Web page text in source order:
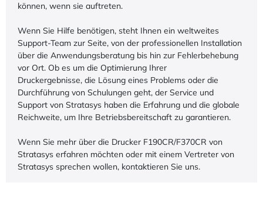
können, wenn sie auftreten.
Wenn Sie Hilfe benötigen, steht Ihnen ein weltweites
Support-Team zur Seite, von der professionellen Installation
über die Anwendungsberatung bis hin zur Fehlerbehebung
vor Ort. Ob es um die Optimierung Ihrer
Druckergebnisse, die Lösung eines Problems oder die
Durchführung von Schulungen geht, der Service und
Support von Stratasys haben die Erfahrung und die globale
Reichweite, um Ihre Betriebsbereitschaft zu garantieren.
Wenn Sie mehr über die Drucker F190CR/F370CR von
Stratasys erfahren möchten oder mit einem Vertreter von
Stratasys sprechen wollen, kontaktieren Sie uns.